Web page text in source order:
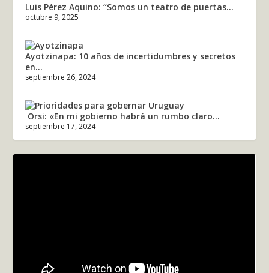
Luis Pérez Aquino: “Somos un teatro de puertas...
octubre 9, 2025
Ayotzinapa: 10 años de incertidumbres y secretos
en...
septiembre 26, 2024
Orsi: «En mi gobierno habrá un rumbo claro...
septiembre 17, 2024